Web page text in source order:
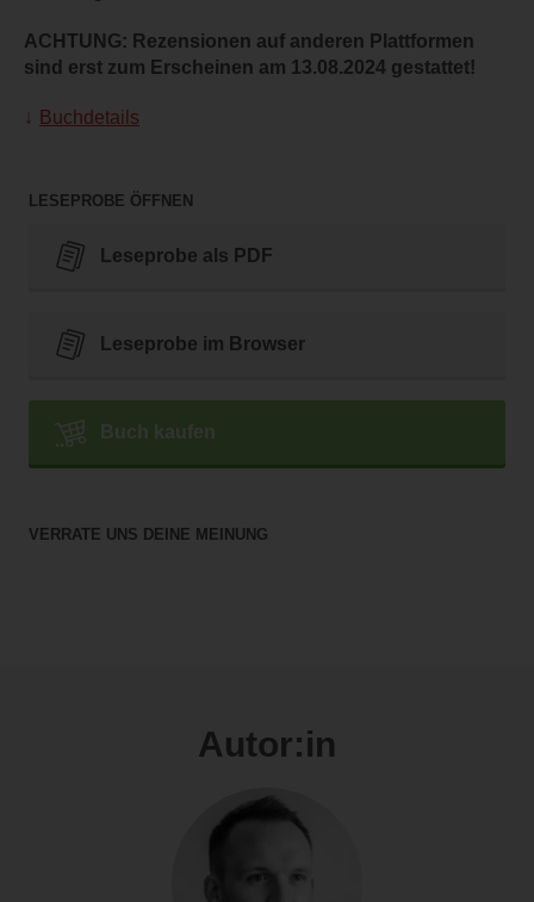
ACHTUNG: Rezensionen auf anderen Plattformen
sind erst zum Erscheinen am 13.08.2024 gestattet!
Buchdetails
LESEPROBE ÖFFNEN
Leseprobe als PDF
Leseprobe im Browser
Buch kaufen
VERRATE UNS DEINE MEINUNG
Autor:in